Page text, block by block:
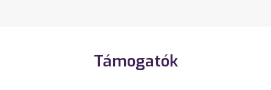
Támogatók